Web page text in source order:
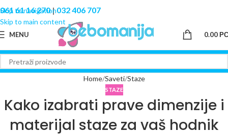
Skip to navigation
Skip to main content
061 61 16 270|032 406 707
MENU 0.00
Home Saveti Staze
STAZE
Kako izabrati prave dimenzije i
materijal staze za vaš hodnik